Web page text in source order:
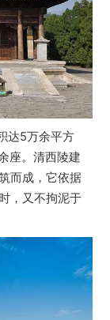
达5万余平方
座。清西陵建
而成，它依据
，又不拘泥于